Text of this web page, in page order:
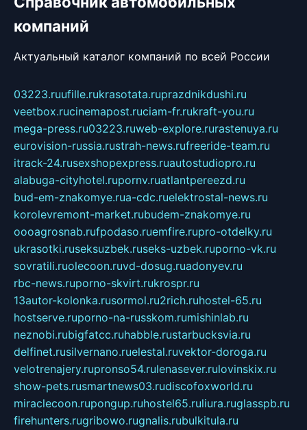
компаний
Актуальный каталог компаний по всей России
03223.ruufille.rukrasotata.ruprazdnikdushi.ru
veetbox.rucinemapost.ruciam-fr.rukraft-you.ru
mega-press.ru03223.ruweb-explore.rurastenuya.ru
eurovision-russia.rustrah-news.rufreeride-team.ru
itrack-24.rusexshopexpress.ruautostudiopro.ru
alabuga-cityhotel.rupornv.ruatlantpereezd.ru
bud-em-znakomye.rua-cdc.ruelektrostal-news.ru
korolevremont-market.rubudem-znakomye.ru
oooagrosnab.rufpodaso.ruemfire.rupro-otdelky.ru
ukrasotki.ruseksuzbek.ruseks-uzbek.ruporno-vk.ru
sovratili.ruolecoon.ruvd-dosug.ruadonyev.ru
rbc-news.ruporno-skvirt.rukrospr.ru
13autor-kolonka.rusormol.ru2rich.ruhostel-65.ru
hostserve.ruporno-na-russkom.rumishinlab.ru
neznobi.rubigfatcc.ruhabble.rustarbucksvia.ru
delfinet.rusilvernano.ruelestal.ruvektor-doroga.ru
velotrenajery.rupronso54.rulenasever.rulovinskix.ru
show-pets.rusmartnews03.rudiscofoxworld.ru
miraclecoon.rupongup.ruhostel65.ruliura.ruglasspb.ru
firehunters.rugribowo.rugnalis.rubulkitula.ru